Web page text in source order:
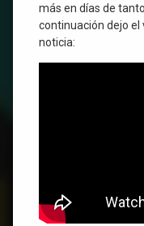
más en días de
continuación dejo el
noticia: